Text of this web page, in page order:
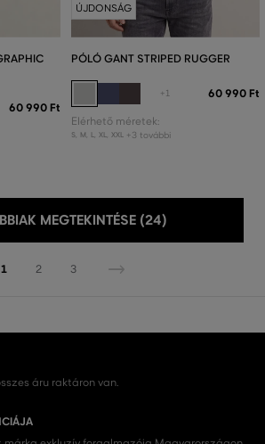
60 990 Ft
ÚJDONSÁG
PÓLÓ GANT STRIPED RUGGER
+1 60 990 Ft
Elérhető méretek:
S, M L, XL, XXL +3 további
MEGTEKINTÉSE (24)
1 2 3
áru raktáron van.